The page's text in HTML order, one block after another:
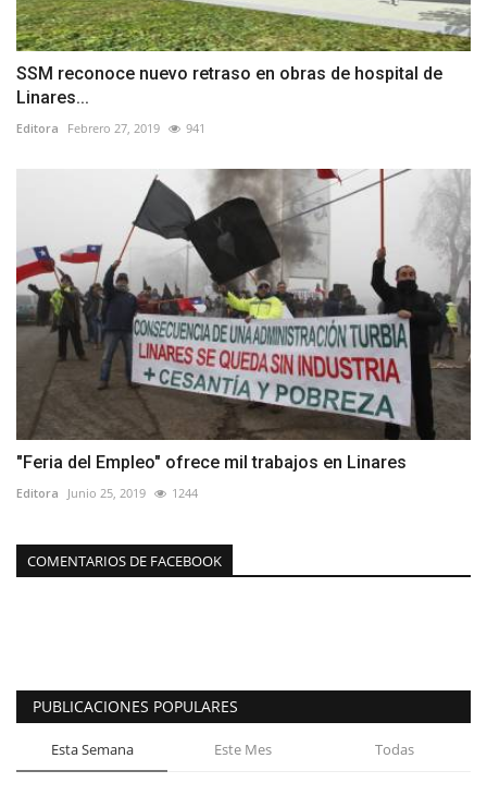
SSM reconoce nuevo retraso en obras de hospital de
Linares...
Editora Febrero 27, 2019 941
"Feria del Empleo" ofrece mil trabajos en Linares
Editora Junio 25, 2019 1244
COMENTARIOS DE FACEBOOK
PUBLICACIONES POPULARES
Esta Semana Este Mes Todas